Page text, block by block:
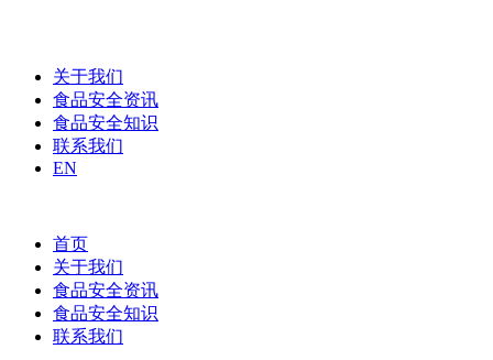
关于我们
食品安全资讯
食品安全知识
联系我们
EN
首页
关于我们
食品安全资讯
食品安全知识
联系我们